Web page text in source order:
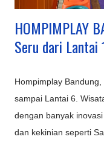
d...
HOMPIMPLAY
Seru dari Lantai
Hompimplay
sampai Lantai 6.
dengan banyak
dan kekinian seperti